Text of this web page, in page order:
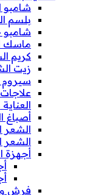
شامبو
بلسم
ماسك
كريم
زيت
سيروم
أصباغ
الشعر
الشعر
أجهزة
فرش و